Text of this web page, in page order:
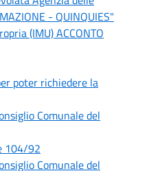
- QUINQUIES"
(IMU) ACCONTO
poter richiedere la
Comunale del
104/92
Comunale del